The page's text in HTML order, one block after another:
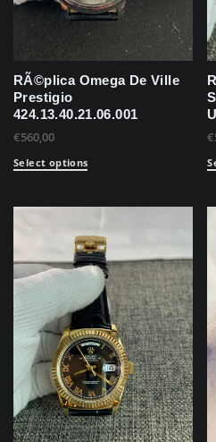
RÃ©plica Omega De Ville
Prestigio
424.13.40.21.06.001
€560,00
Select options
€